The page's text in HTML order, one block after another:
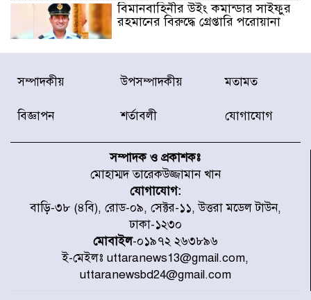
বিমানবাহিনীর উইং কমান্ডার সাইফুর
রহমানের বিরুদ্ধে গ্রেপ্তারি পরোয়ানা
রাষ্ট্রপতি পদে হতে যাচ্ছে ভোট,
ইতিহাসে দ্বিতীয়বার
প্রার্থী কর্নেল অলি আহমদ
ডিএনসিসির সঙ্গে সমন্বয়ে পরিচ্ছন্নতার
নতুন উদ্যোগ নিকুঞ্জ-টানপাড়ায়
নবনির্বাচিত কার্যনির্বাহী পরিষদের
উদ্যোগে উত্তরা ১৩ নং সেক্টর-এ
সম্পাদকীয় উপসম্পাদকীয় মতামত
বিজ্ঞাপন শর্তাবলী যোগাযোগ
সম্পাদক ও প্রকাশকঃ
মোহাম্মদ তারেকউজ্জামান খান
যোগাযোগ:
বাড়ি-৩৮ (৪বি), রোড-০৯, সেক্টর-১১, উত্তরা মডেল টাউন,
ঢাকা-১২৩০
মোবাইল-০১৯৭২ ২৬৩৮৯৬
ই-মেইলঃ uttaranews13@gmail.com,
uttaranewsbd24@gmail.com